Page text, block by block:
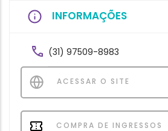
INFORMAÇÕES
(31) 97509-8983
ACESSAR O SITE
COMPRA DE INGRESSOS